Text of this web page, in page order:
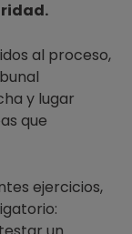
al proceso,
y lugar
que
ejercicios,